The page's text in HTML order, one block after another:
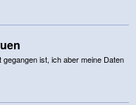
ist, ich aber meine Daten